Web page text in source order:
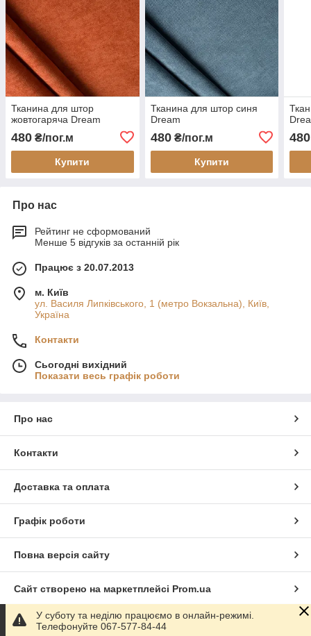
Тканина для штор
жовтогаряча Dream
480 ₴/пог.м
Купити
Тканина для штор синя
Dream
480₴/пог.м
Купити
480
Про нас
Рейтинг не сформований
Менше 5 відгуків за останній рік
Працює з 20.07.2013
м. Київ
ул. Василя Липківського, 1 (метро Вокзальна), Київ,
Україна
Контакти
Сьогодні вихідний
Показати весь графік роботи
Про нас
Контакти
Доставка та оплата
Графік роботи
Повна версія сайту
Сайт створено на маркетплейсі Prom.ua
Політика конфіденційності
У суботу та неділю працюємо в онлайн-режимі.
Телефонуйте 067-577-84-44